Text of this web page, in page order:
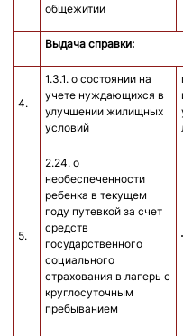
общежитии
Выдача справки:
4.
1.3.1. о состоянии на
учете нуждающихся в
улучшении жилищных
условий
5.
2.24. о
необеспеченности
ребенка в текущем
году путевкой за счет
средств
государственного
социального
страхования в лагерь с
круглосуточным
пребыванием